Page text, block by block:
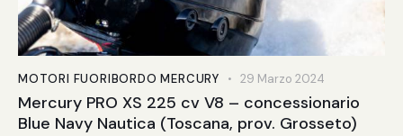
MOTORI FUORIBORDO MERCURY 29 Marzo 2024
Mercury PRO XS 225 cv V8 – concessionario
Blue Navy Nautica (Toscana, prov. Grosseto)